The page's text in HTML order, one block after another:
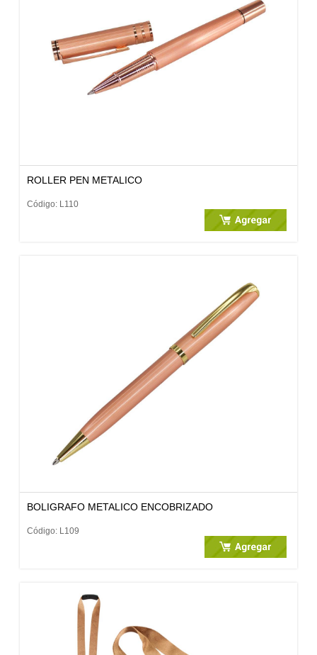
ROLLER PEN METALICO
Código: L110
BOLIGRAFO METALICO ENCOBRIZADO
Código: L109